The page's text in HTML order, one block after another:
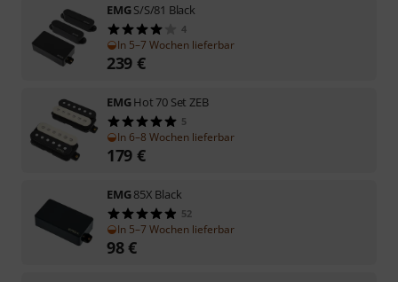
EMGS/S/81 Black
4
In 5–7 Wochen lieferbar
239 €
EMGHot 70 Set ZEB
5
In 6–8 Wochen lieferbar
179 €
EMG85X Black
52
In 5–7 Wochen lieferbar
98€